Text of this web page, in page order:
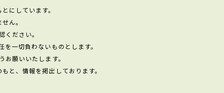
にしています。
ん。
ださい。
一切負わないものとします。
願いいたします。
と、情報を掲出しております。